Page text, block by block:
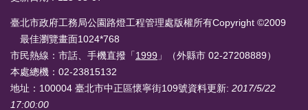
臺北市政府工務局公園路燈工程管理處版權所有Copyright ©2009
最佳瀏覽畫面1024*768
市民熱線：市話、手機直撥「1999 」（外縣市 02-27208889）
本處總機：02-23815132
地址：100004 臺北市中正區懷寧街109號資料更新: 2017/5/22
17:00:00